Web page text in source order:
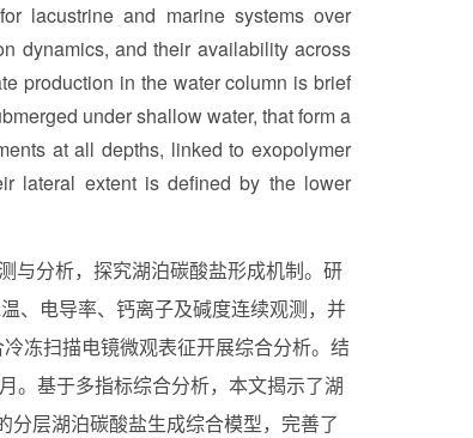
lacustrine and marine systems over
dynamics, and their availability across
production in the water column is brief
under shallow water, that form a
at all depths, linked to exopolymer
lateral extent is defined by the lower
与分析，探究湖泊碳酸盐形成机制。研
、电导率、钙离子及碱度连续观测，并
冻扫描电镜微观表征开展综合分析。结
。基于多指标综合分析，本文揭示了湖
层湖泊碳酸盐生成综合模型，完善了